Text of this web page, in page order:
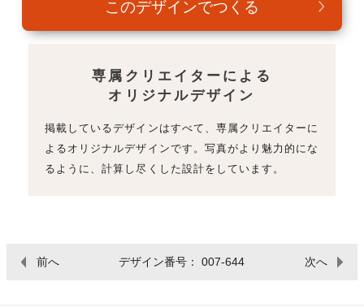
専属クリエイターによる
オリジナルデザイン
掲載しているデザインはすべて、専属クリエイターに
よるオリジナルデザインです。写真がより魅力的にな
るように、計算し尽くした設計をしています。
前へ デザイン番号： 007-644 次へ